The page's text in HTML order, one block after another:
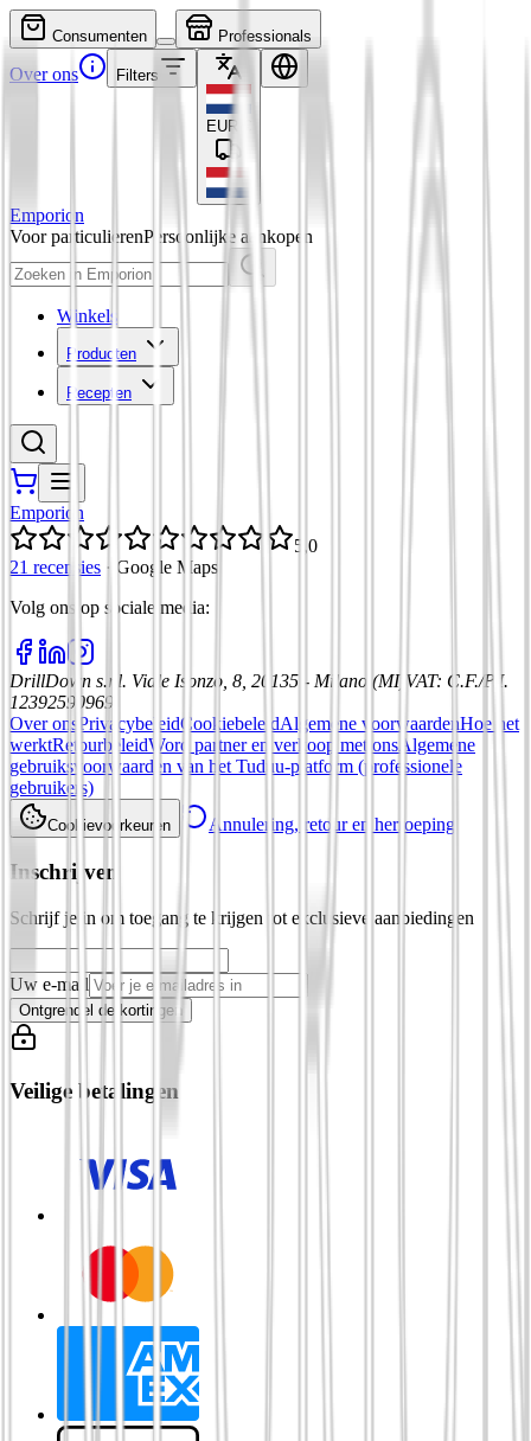
Consumenten Professionals
Over ons Filters
EUR
Emporion
Voor particulierenPersoonlijke aankopen
Winkels
Producten
Recepten
Emporion
5,0
21 recensies · Google Maps
Volg ons op sociale media:
DrillDown s.r.l. Viale Isonzo, 8, 20135 - Milano (MI) VAT: C.F./P.I.
12392590969
Over ons PrivacybeleidCookiebeleidAlgemene voorwaardenHoe het
werktRetourbeleidWord partner en verkoop met ons Algemene
gebruiksvoorwaarden van het Tuduu-platform (professionele
gebruikers)
Cookievoorkeuren Annulering, retour en herroeping
Inschrijven
Schrijf je in om toegang te krijgen tot exclusieve aanbiedingen
Uw e-mail
Ontgrendel de kortingen
Veilige betalingen